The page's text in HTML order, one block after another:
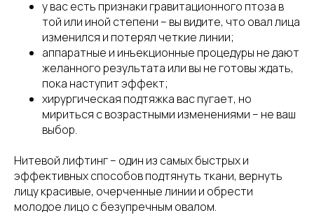
у вас есть признаки гравитационного птоза в
той или иной степени – вы видите, что овал лица
изменился и потерял четкие линии;
аппаратные и инъекционные процедуры не дают
желанного результата или вы не готовы ждать,
пока наступит эффект;
хирургическая подтяжка вас пугает, но
мириться с возрастными изменениями – не ваш
выбор.
Нитевой лифтинг – один из самых быстрых и
эффективных способов подтянуть ткани, вернуть
лицу красивые, очерченные линии и обрести
молодое лицо с безупречным овалом.